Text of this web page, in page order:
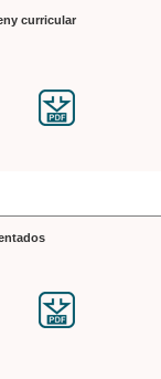
curricular